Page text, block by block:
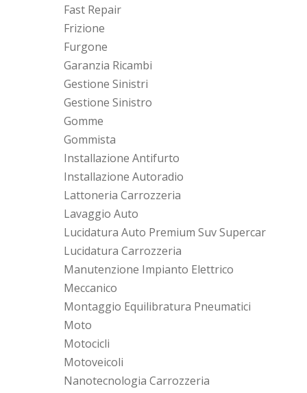
Fast Repair
Frizione
Furgone
Garanzia Ricambi
Gestione Sinistri
Gestione Sinistro
Gomme
Gommista
Installazione Antifurto
Installazione Autoradio
Lattoneria Carrozzeria
Lavaggio Auto
Lucidatura Auto Premium Suv Supercar
Lucidatura Carrozzeria
Manutenzione Impianto Elettrico
Meccanico
Montaggio Equilibratura Pneumatici
Moto
Motocicli
Motoveicoli
Nanotecnologia Carrozzeria